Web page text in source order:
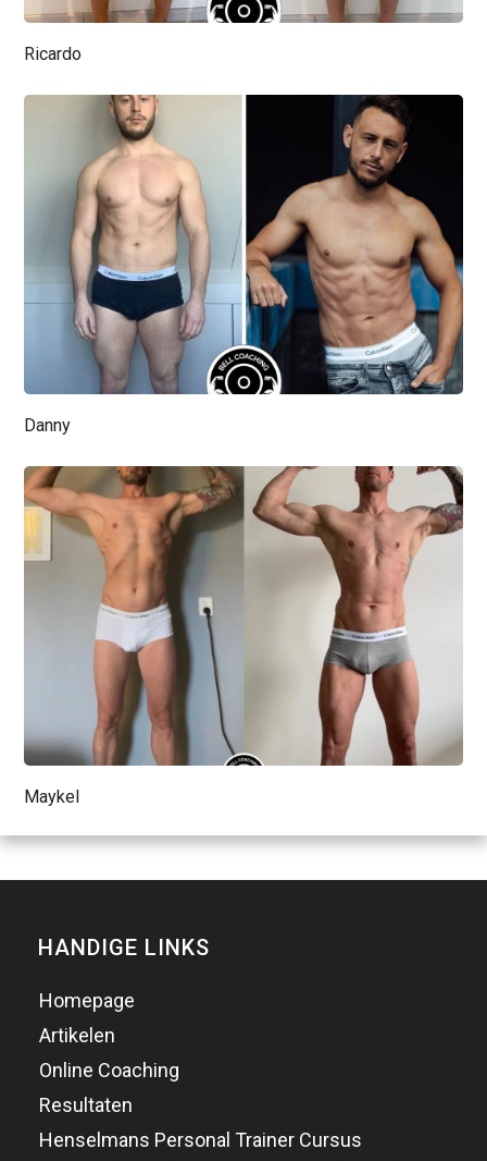
Ricardo
Danny
Maykel
HANDIGE LINKS
Homepage
Artikelen
Online Coaching
Resultaten
Henselmans Personal Trainer Cursus